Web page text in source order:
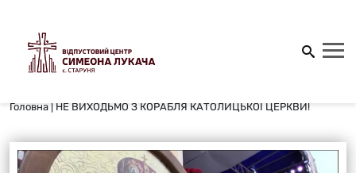
Головна | НЕ ВИХОДЬМО З КОРАБЛЯ КАТОЛИЦЬКОЇ ЦЕРКВИ!